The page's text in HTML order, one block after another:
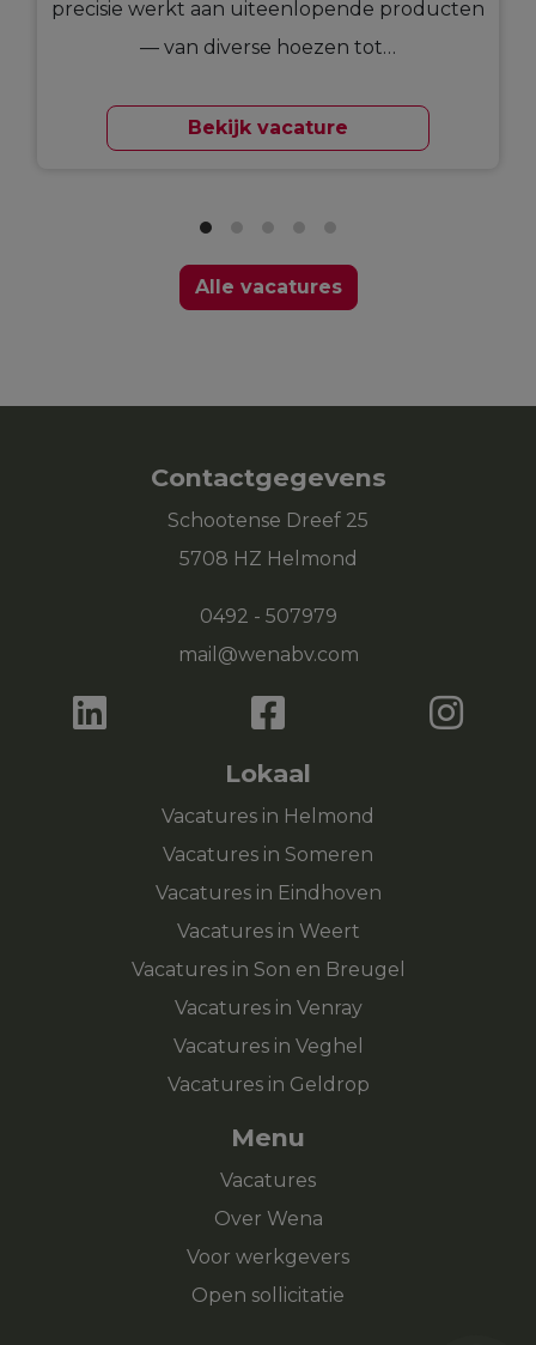
precisie werkt aan uiteenlopende producten
— van diverse hoezen tot…
Bekijk vacature
Alle vacatures
Contactgegevens
Schootense Dreef 25
5708 HZ Helmond
0492 - 507979
mail@wenabv.com
Lokaal
Vacatures in Helmond
Vacatures in Someren
Vacatures in Eindhoven
Vacatures in Weert
Vacatures in Son en Breugel
Vacatures in Venray
Vacatures in Veghel
Vacatures in Geldrop
Menu
Vacatures
Over Wena
Voor werkgevers
Open sollicitatie